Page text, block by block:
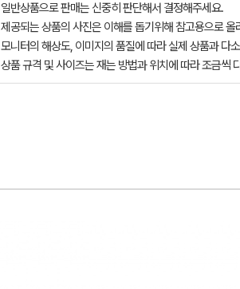
일반상품으로 판매는 신중히 판단해서 결정해주세요.
제공되는 상품의 사진은 이해를 돕기위해 참고용으로 올
모니터의 해상도, 이미지의 품질에 따라 실제 상품과 다
상품 규격 및 사이즈는 재는 방법과 위치에 따라 조금씩